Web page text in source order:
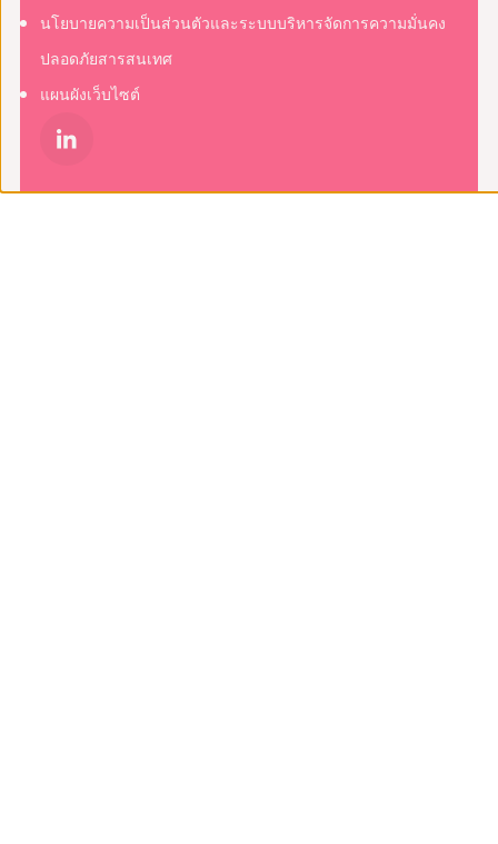
นโยบายความเป็นส่วนตัวและระบบบริหารจัดการความมั่นคง
ปลอดภัยสารสนเทศ
แผนผังเว็บไซต์